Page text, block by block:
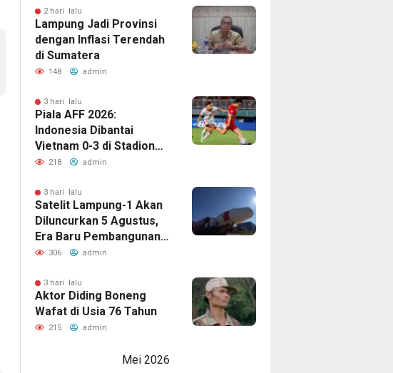
2 hari lalu
Lampung Jadi Provinsi
dengan Inflasi Terendah
di Sumatera
148 admin
3 hari lalu
Piala AFF 2026:
Indonesia Dibantai
Vietnam 0-3 di Stadion
Pakansari
218 admin
3 hari lalu
Satelit Lampung-1 Akan
Diluncurkan 5 Agustus,
Era Baru Pembangunan
Lampung
306 admin
3 hari lalu
Aktor Diding Boneng
Wafat di Usia 76 Tahun
215 admin
Mei 2026